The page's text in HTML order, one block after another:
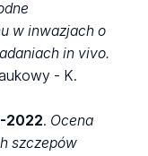
w inwazjach o
in vivo.
- K.
2022. Ocena
szczepów